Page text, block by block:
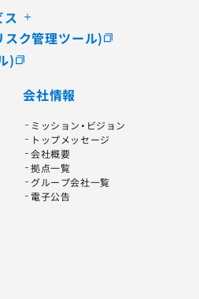
ス
ク管理ツール)
)
会社情報
ミッション・ビジョン
トップメッセージ
会社概要
拠点一覧
グループ会社一覧
電子公告